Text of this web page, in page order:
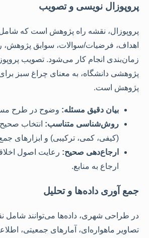
پروپوزال نویسی و تصویب
پروپوزال، نقشه راه پژوهش است که شامل
اهداف، فرضیات/سوالات، سوابق پژوهش،
زمان‌بندی انجام کار می‌شود. تصویب پروپوزال
پژوهشی دانشگاه، به معنای چراغ سبز برای
پژوهش است.
بیان دقیق مسئله:وضوح در طرح مسئله
روش‌شناسی متناسب:انتخاب صحیح
(کیفی، کمی، ترکیبی) و ابزارهای
ارجاع‌دهی صحیح:رعایت اصول اخلاقی
ارجاع به منابع.
جمع آوری داده‌ها و تحلیل
تصاویر ماهواره‌ای، آمارهای جمعیتی، اطلاعات